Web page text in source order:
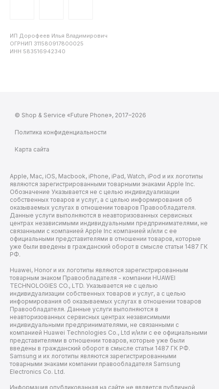
ИП Дорофеев Илья Владимирович
ОГРНИП 311580917800025
ИНН 583516942340
© Shop & Service «Future Phone», 2017–2026
Политика конфиденциальности
Карта сайта
Apple, Mac, iOS, Macbook, iPhone, iPad, Watch, iPod и их логотипы
являются зарегистрированными товарными знаками Apple Inc.
Обозначение Указывается не с целью индивидуализации
собственных товаров и услуг, а с целью информирования об
оказываемых услугах в отношении товаров Правообладателя.
Данные услуги выполняются в неавторизованных сервисных
центрах независимыми индивидуальными предпринимателями, не
связанными с компанией Apple Inc компанией и/или с ее
официальными представителями в отношении товаров, которые
уже были введены в гражданский оборот в смысле статьи 1487 ГК
РФ.
Huawei, Honor и их логотипы являются зарегистрированным
товарным знаком Правообладателя - компании HUAWEI
TECHNOLOGIES CO., LTD. Указывается не с целью
индивидуализации собственных товаров и услуг, а с целью
информирования об оказываемых услугах в отношении товаров
Правообладателя. Данные услуги выполняются в
неавторизованных сервисных центрах независимыми
индивидуальными предпринимателями, не связанными с
компанией Huawei Technologies Co., Ltd и/или с ее официальными
представителями в отношении товаров, которые уже были
введены в гражданский оборот в смысле статьи 1487 ГК РФ.
Samsung и их логотипы являются зарегистрированными
товарными знаками компании правообладателя Samsung
Electronics Co. Ltd.
Информация опубликованная на сайте не является публичной